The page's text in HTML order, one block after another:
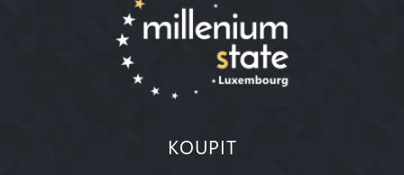
KOUPIT